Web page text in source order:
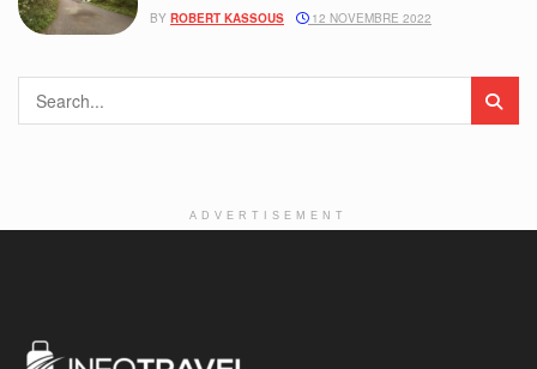
BY ROBERT KASSOUS 12 NOVEMBRE 2022
ADVERTISEMENT